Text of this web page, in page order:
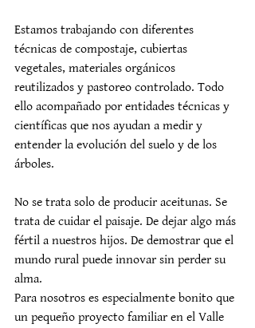
Estamos trabajando con diferentes
técnicas de compostaje, cubiertas
vegetales, materiales orgánicos
reutilizados y pastoreo controlado. Todo
ello acompañado por entidades técnicas y
científicas que nos ayudan a medir y
entender la evolución del suelo y de los
árboles.
No se trata solo de producir aceitunas. Se
trata de cuidar el paisaje. De dejar algo más
fértil a nuestros hijos. De demostrar que el
mundo rural puede innovar sin perder su
alma.
Para nosotros es especialmente bonito que
un pequeño proyecto familiar en el Valle